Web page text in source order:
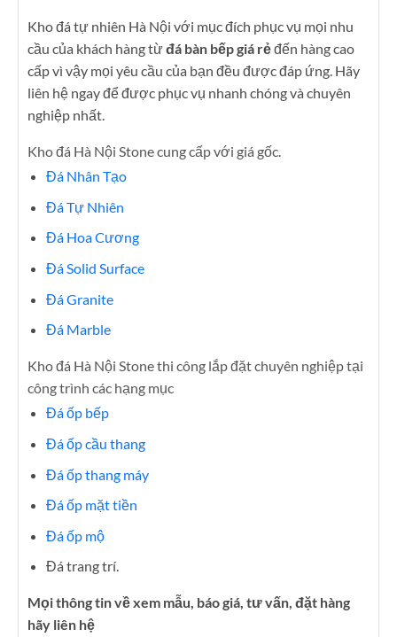
Kho đá tự nhiên Hà Nội với mục đích phục vụ mọi nhu
cầu của khách hàng từđá bàn bếp giá rẻđến hàng cao
cấp vì vậy mọi yêu cầu của bạn đều được đáp ứng. Hãy
liên hệ ngay để được phục vụ nhanh chóng và chuyên
nghiệp nhất.
Kho đá Hà Nội Stone cung cấp với giá gốc.
Đá Nhân Tạo
Đá Tự Nhiên
Đá Hoa Cương
Đá Solid Surface
Đá Granite
Đá Marble
Kho đá Hà Nội Stone thi công lắp đặt chuyên nghiệp tại
công trình các hạng mục
Đá ốp bếp
Đá ốp cầu thang
Đá ốp thang máy
Đá ốp mặt tiền
Đá ốp mộ
Đá trang trí.
Mọi thông tin về xem mẫu, báo giá, tư vấn, đặt hàng
hãy liên hệ